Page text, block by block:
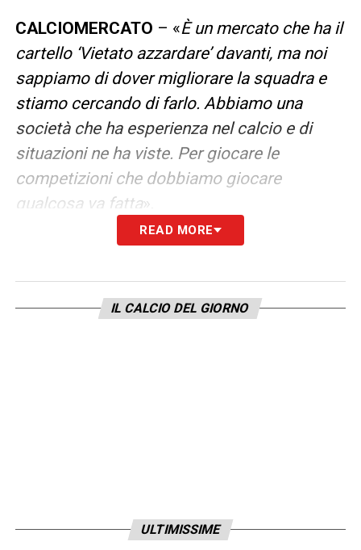
CALCIOMERCATO – «È un mercato che ha il
cartello ‘Vietato azzardare’ davanti, ma noi
sappiamo di dover migliorare la squadra e
stiamo cercando di farlo. Abbiamo una
società che ha esperienza nel calcio e di
situazioni ne ha viste. Per giocare le
competizioni che dobbiamo giocare
qualcosa va fatta».
READ MORE
IL CALCIO DEL GIORNO
ULTIMISSIME